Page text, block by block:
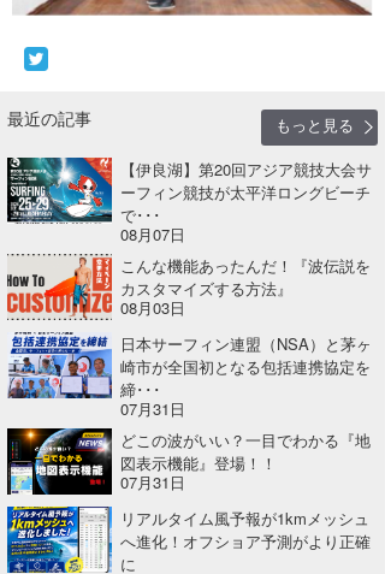
最近の記事
もっと見る
【伊良湖】第20回アジア競技大会サ
ーフィン競技が太平洋ロングビーチ
で･･･
08月07日
こんな機能あったんだ！『波伝説を
カスタマイズする方法』
08月03日
日本サーフィン連盟（NSA）と茅ヶ
崎市が全国初となる包括連携協定を
締･･･
07月31日
どこの波がいい？一目でわかる『地
図表示機能』登場！！
07月31日
リアルタイム風予報が1kmメッシュ
へ進化！オフショア予測がより正確
に
Mr.K
Romisea